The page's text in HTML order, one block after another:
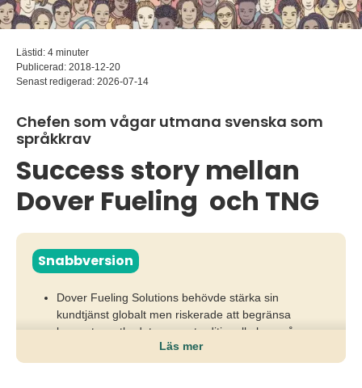
Lästid: 4 minuter
Publicerad: 2018-12-20
Senast redigerad: 2026-07-14
Chefen som vågar utmana svenska som
språkkrav
Success story mellan
Dover Fueling och TNG
Snabbversion
Dover Fueling Solutions behövde stärka sin
kundtjänst globalt men riskerade att begränsa
kompetensutbudet genom traditionella krav på
svenska som arbetsspråk.
Läs mer